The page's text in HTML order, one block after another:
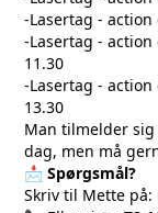
-Lasertag -
-Lasertag -
11.30
-Lasertag -
13.30
Man tilmelder
dag, men må
📩 Spørgsmål?
Skriv til Mette på: